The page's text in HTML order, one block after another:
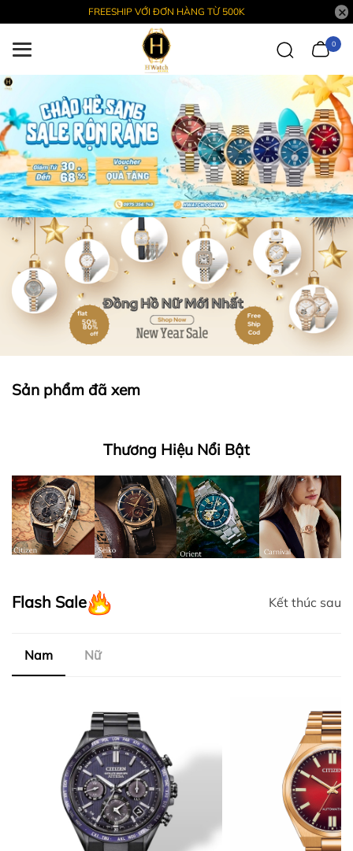
FREESHIP VỚI ĐƠN HÀNG TỪ 500K
0
Sản phẩm đã xem
Thương Hiệu Nổi Bật
Flash Sale Kết thúc sau
Nam Nữ